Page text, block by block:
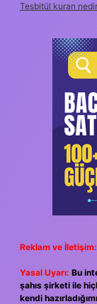
Tesbitül kuran
Reklam ve İletişim:
Yasal Uyarı: Bu
şahıs şirketi ile
kendi